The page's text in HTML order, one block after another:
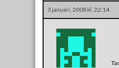
3 januari, 2008 kl. 22:14